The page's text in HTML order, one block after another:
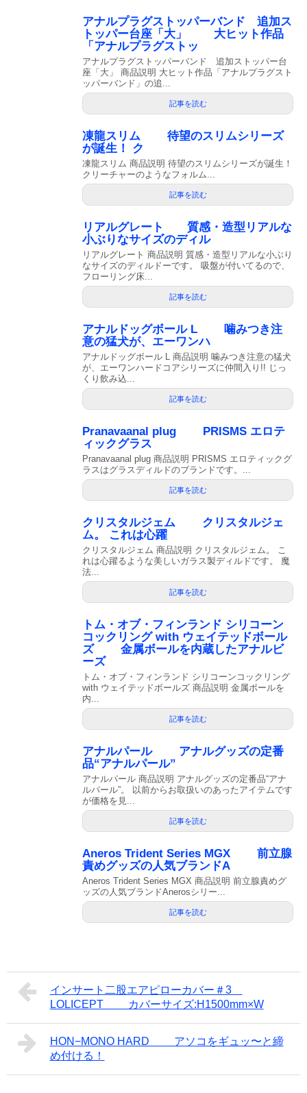
アナルプラグストッパーバンド 追加ス
トッパー台座「大」 大ヒット作品
「アナルプラグストッ
アナルプラグストッパーバンド 追加ストッパー台
座「大」 商品説明 大ヒット作品「アナルプラグスト
ッパーバンド」の追...
記事を読む
凍龍スリム 待望のスリムシリーズ
が誕生！ ク
凍龍スリム 商品説明 待望のスリムシリーズが誕生！
クリーチャーのようなフォルム...
記事を読む
リアルグレート 質感・造型リアルな
小ぶりなサイズのディル
リアルグレート 商品説明 質感・造型リアルな小ぶり
なサイズのディルドーです。 吸盤が付いてるので、
フローリング床...
記事を読む
アナルドッグボール L 噛みつき注
意の猛犬が、エーワンハ
アナルドッグボール L 商品説明 噛みつき注意の猛犬
が、エーワンハードコアシリーズに仲間入り!! じっ
くり飲み込...
記事を読む
Pranavaanal plug PRISMS エロテ
ィックグラス
Pranavaanal plug 商品説明 PRISMS エロティックグ
ラスはグラスディルドのブランドです。...
記事を読む
クリスタルジェム クリスタルジェ
ム。 これは心躍
クリスタルジェム 商品説明 クリスタルジェム。 こ
れは心躍るような美しいガラス製ディルドです。 魔
法...
記事を読む
トム・オブ・フィンランド シリコーン
コックリング with ウェイテッドボール
ズ 金属ボールを内蔵したアナルビ
ーズ
トム・オブ・フィンランド シリコーンコックリング
with ウェイテッドボールズ 商品説明 金属ボールを
内...
記事を読む
アナルパール アナルグッズの定番
品“アナルパール”
アナルパール 商品説明 アナルグッズの定番品“アナ
ルパール”。 以前からお取扱いのあったアイテムです
が価格を見...
記事を読む
Aneros Trident Series MGX 前立腺
責めグッズの人気ブランドA
Aneros Trident Series MGX 商品説明 前立腺責めグ
ッズの人気ブランドAnerosシリー...
記事を読む
インサート二股エアピローカバー＃3
LOLICEPT カバーサイズ:H1500mm×W
HON−MONO HARD アソコをギュッ〜と締
め付ける！